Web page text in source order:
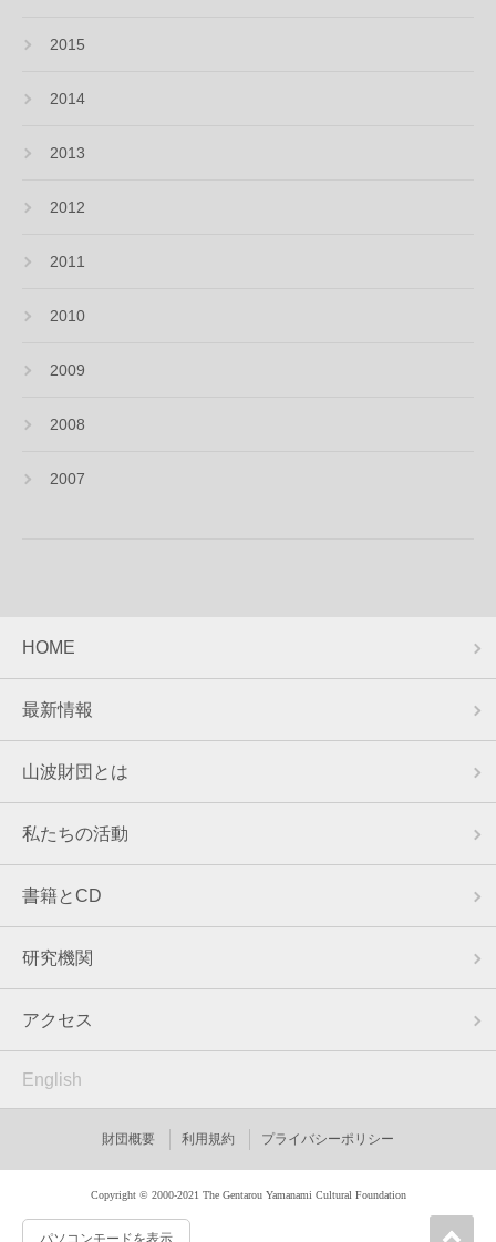
2015
2014
2013
2012
2011
2010
2009
2008
2007
HOME
最新情報
山波財団とは
私たちの活動
書籍とCD
研究機関
アクセス
English
財団概要 利用規約 プライバシーポリシー
Copyright © 2000-2021 The Gentarou Yamanami Cultural Foundation
パソコンモードを表示